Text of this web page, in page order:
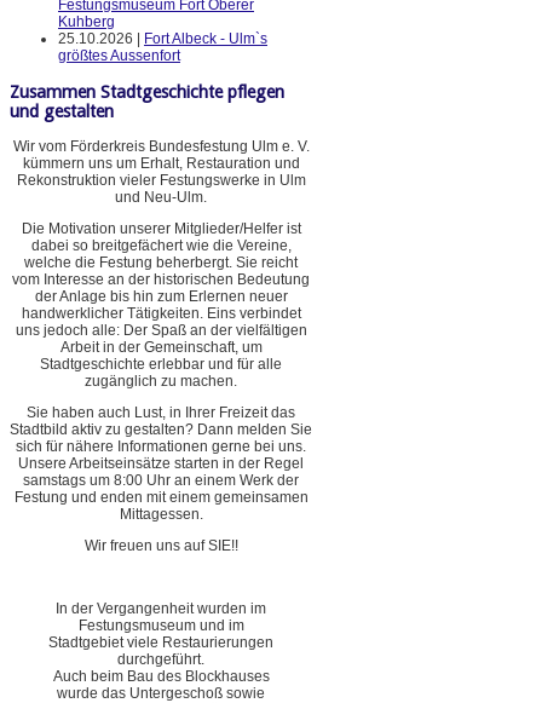
Festungsmuseum Fort Oberer
Kuhberg
25.10.2026 |
Fort Albeck - Ulm`s
größtes Aussenfort
Zusammen Stadtgeschichte pflegen
und gestalten
Wir vom Förderkreis Bundesfestung Ulm e. V.
kümmern uns um Erhalt, Restauration und
Rekonstruktion vieler Festungswerke in Ulm
und Neu-Ulm.
Die Motivation unserer Mitglieder/Helfer ist
dabei so breitgefächert wie die Vereine,
welche die Festung beherbergt. Sie reicht
vom Interesse an der historischen Bedeutung
der Anlage bis hin zum Erlernen neuer
handwerklicher Tätigkeiten. Eins verbindet
uns jedoch alle: Der Spaß an der vielfältigen
Arbeit in der Gemeinschaft, um
Stadtgeschichte erlebbar und für alle
zugänglich zu machen.
Sie haben auch Lust, in Ihrer Freizeit das
Stadtbild aktiv zu gestalten? Dann melden Sie
sich für nähere Informationen gerne bei uns.
Unsere Arbeitseinsätze starten in der Regel
samstags um 8:00 Uhr an einem Werk der
Festung und enden mit einem gemeinsamen
Mittagessen.
Wir freuen uns auf SIE!!
In der Vergangenheit wurden im
Festungsmuseum und im
Stadtgebiet viele Restaurierungen
durchgeführt.
Auch beim Bau des Blockhauses
wurde das Untergeschoß sowie